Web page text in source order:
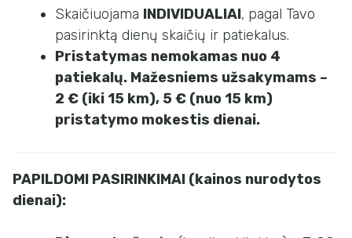
Skaičiuojama INDIVIDUALIAI, pagal Tavo
pasirinktą dienų skaičių ir patiekalus.
Pristatymas nemokamas nuo 4
patiekalų. Mažesniems užsakymams –
2 € (iki 15 km), 5 € (nuo 15 km)
pristatymo mokestis dienai.
PAPILDOMI PASIRINKIMAI (kainos nurodytos
dienai):